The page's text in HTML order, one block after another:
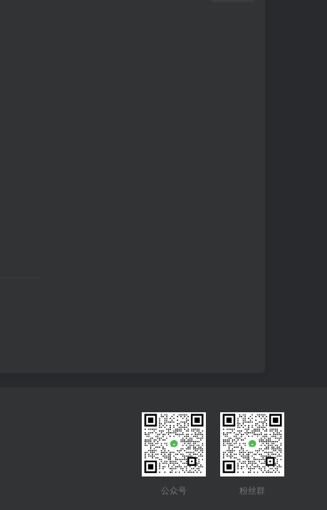
公众号 粉丝群